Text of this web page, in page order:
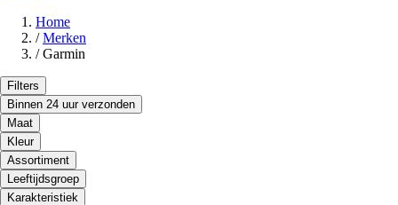
Home
/ Merken
/ Garmin
Filters
Binnen 24 uur verzonden
Maat
Kleur
Assortiment
Leeftijdsgroep
Karakteristiek